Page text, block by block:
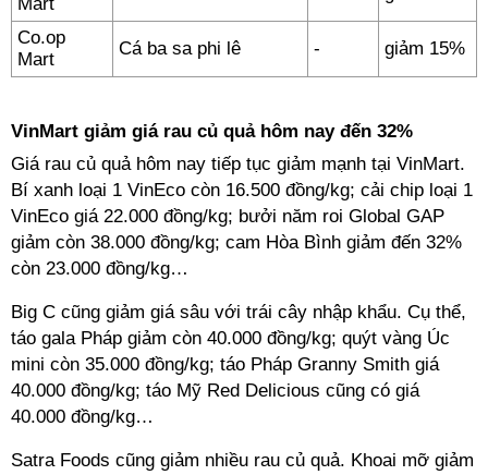
Co.op
Mart
Cá ba sa phi lê - giảm 15%
VinMart giảm giá rau củ quả hôm nay đến 32%
Giá rau củ quả hôm nay tiếp tục giảm mạnh tại VinMart.
Bí xanh loại 1 VinEco còn 16.500 đồng/kg; cải chip loại 1
VinEco giá 22.000 đồng/kg; bưởi năm roi Global GAP
giảm còn 38.000 đồng/kg; cam Hòa Bình giảm đến 32%
còn 23.000 đồng/kg…
Big C cũng giảm giá sâu với trái cây nhập khẩu. Cụ thể,
táo gala Pháp giảm còn 40.000 đồng/kg; quýt vàng Úc
mini còn 35.000 đồng/kg; táo Pháp Granny Smith giá
40.000 đồng/kg; táo Mỹ Red Delicious cũng có giá
40.000 đồng/kg…
Satra Foods cũng giảm nhiều rau củ quả. Khoai mỡ giảm